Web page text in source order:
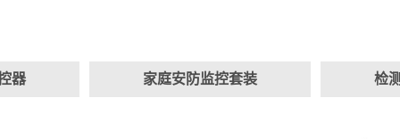
器 家庭安防监控套装 检